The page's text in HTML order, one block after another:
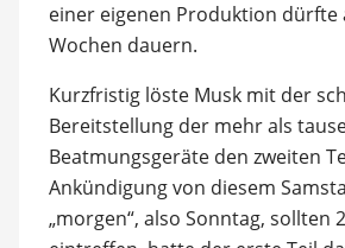
einer eigenen Produktion dürfte
Wochen dauern.
Kurzfristig löste Musk mit der
Bereitstellung der mehr als
Beatmungsgeräte den zweiten
Ankündigung von diesem
„morgen“, also Sonntag, sollten